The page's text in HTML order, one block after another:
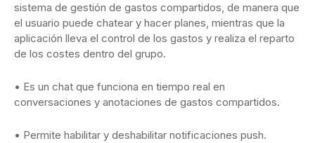
sistema de gestión de gastos compartidos, de manera que
el usuario puede chatear y hacer planes, mientras que la
aplicación lleva el control de los gastos y realiza el reparto
de los costes dentro del grupo.
• Es un chat que funciona en tiempo real en
conversaciones y anotaciones de gastos compartidos.
• Permite habilitar y deshabilitar notificaciones push.